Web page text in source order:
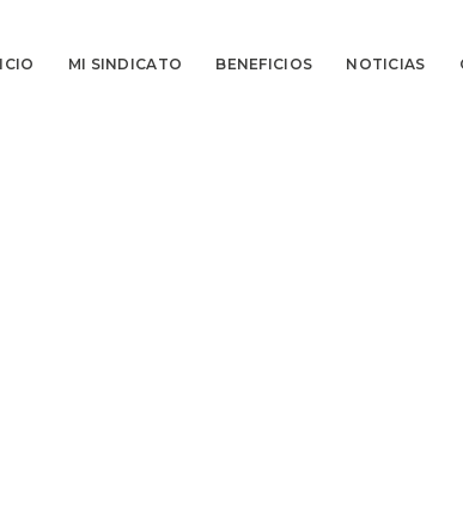
MI SINDICATO BENEFICIOS NOTICIAS